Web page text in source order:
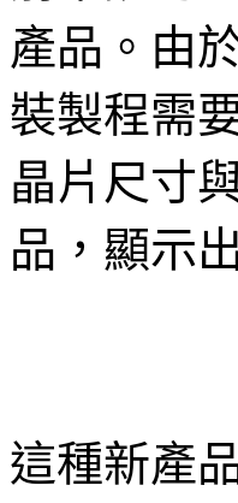
產品。由
裝製程需
晶片尺寸
品，顯示
這種新產